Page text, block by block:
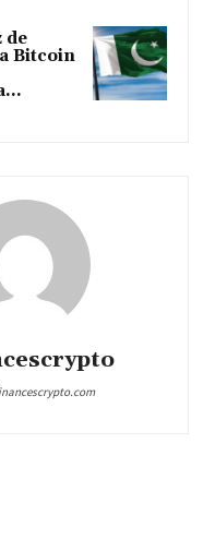
de
Bitcoin